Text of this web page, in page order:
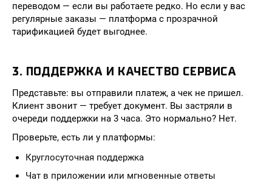
переводом — если вы работаете редко. Но если у вас
регулярные заказы — платформа с прозрачной
тарификацией будет выгоднее.
3. ПОДДЕРЖКА И КАЧЕСТВО СЕРВИСА
Представьте: вы отправили платеж, а чек не пришел.
Клиент звонит — требует документ. Вы застряли в
очереди поддержки на 3 часа. Это нормально? Нет.
Проверьте, есть ли у платформы:
Круглосуточная поддержка
Чат в приложении или мгновенные ответы